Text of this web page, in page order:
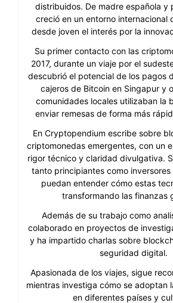
distribuidos. De madre española y
creció en un entorno internacional
desde joven el interés por la
Su primer contacto con las
2017, durante un viaje por el
descubrió el potencial de los pagos
cajeros de Bitcoin en Singapur y
comunidades locales utilizaban la
enviar remesas de forma más
En Cryptopendium escribe sobre
criptomonedas emergentes, con un
rigor técnico y claridad divulgativa.
tanto principiantes como
puedan entender cómo estas
transformando las finanzas
Además de su trabajo como
colaborado en proyectos de
y ha impartido charlas sobre
seguridad digital.
Apasionada de los viajes, sigue
mientras investiga cómo se adoptan
en diferentes países y